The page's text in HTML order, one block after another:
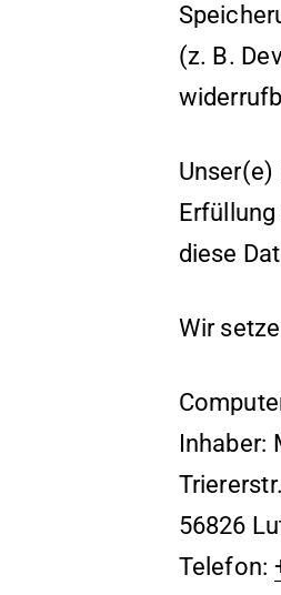
(z. B.
diese
Wir
Inhaber:
56826
Telefon: